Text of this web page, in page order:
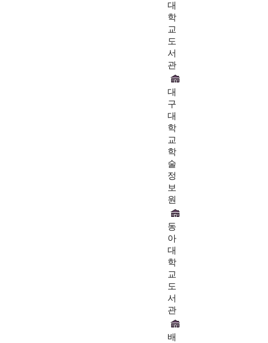
대
학
교
도
서
관
대
구
대
학
교
학
술
정
보
원
동
아
대
학
교
도
서
관
배